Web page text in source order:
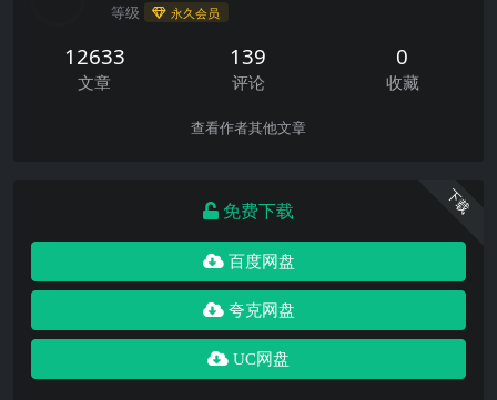
等级 永久会员
12633
文章
139
评论
0
收藏
查看作者其他文章
下载
免费下载
百度网盘
夸克网盘
UC网盘